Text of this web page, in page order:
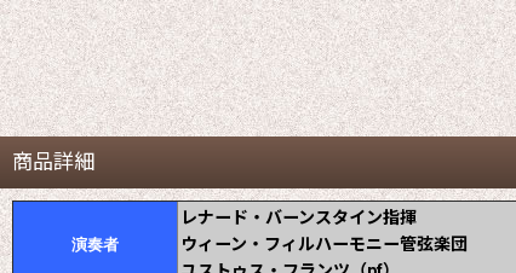
商品詳細
演奏者
レナード・バーンスタイン指揮
ウィーン・フィルハーモニー管弦楽団